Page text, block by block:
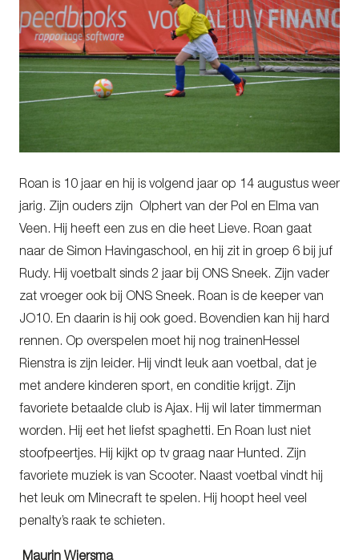
Roan is 10 jaar en hij is volgend jaar op 14 augustus weer
jarig. Zijn ouders zijn Olphert van der Pol en Elma van
Veen. Hij heeft een zus en die heet Lieve. Roan gaat
naar de Simon Havingaschool, en hij zit in groep 6 bij juf
Rudy. Hij voetbalt sinds 2 jaar bij ONS Sneek. Zijn vader
zat vroeger ook bij ONS Sneek. Roan is de keeper van
JO10. En daarin is hij ook goed. Bovendien kan hij hard
rennen. Op overspelen moet hij nog trainenHessel
Rienstra is zijn leider. Hij vindt leuk aan voetbal, dat je
met andere kinderen sport, en conditie krijgt. Zijn
favoriete betaalde club is Ajax. Hij wil later timmerman
worden. Hij eet het liefst spaghetti. En Roan lust niet
stoofpeertjes. Hij kijkt op tv graag naar Hunted. Zijn
favoriete muziek is van Scooter. Naast voetbal vindt hij
het leuk om Minecraft te spelen. Hij hoopt heel veel
penalty’s raak te schieten.